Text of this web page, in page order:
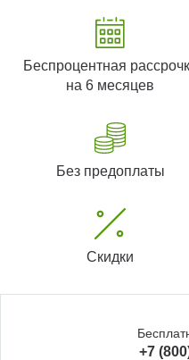
Беспроцентная
на 6 месяцев
Без предоплаты
Скидки
+7